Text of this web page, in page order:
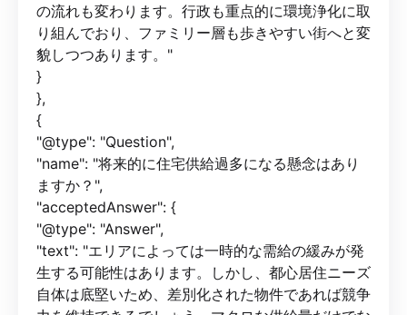
の流れも変わります。行政も重点的に環境浄化に取
り組んでおり、ファミリー層も歩きやすい街へと変
貌しつつあります。"
}
},
{
"@type": "Question",
"name": "将来的に住宅供給過多になる懸念はあり
ますか？",
"acceptedAnswer": {
"@type": "Answer",
"text": "エリアによっては一時的な需給の緩みが発
生する可能性はあります。しかし、都心居住ニーズ
自体は底堅いため、差別化された物件であれば競争